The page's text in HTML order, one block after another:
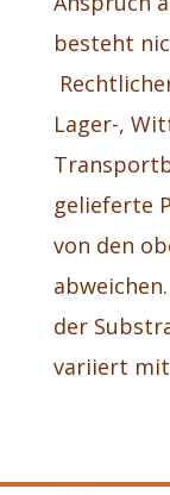
besteht
Lager-,
gelieferte
von den
der
variiert